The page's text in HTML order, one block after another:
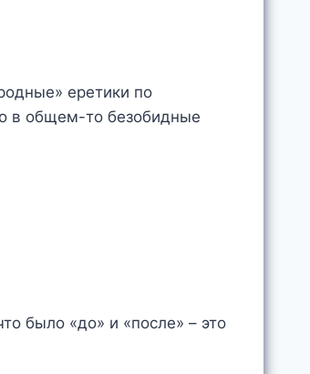
еретики по
в общем-то безобидные
было «до» и «после» – это